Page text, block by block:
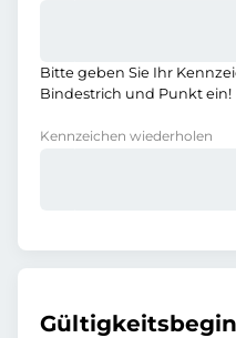
Bitte geben Sie Ihr
Bindestrich und Punkt ein!
Kennzeichen wiederholen